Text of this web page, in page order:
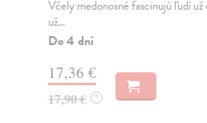
Včely medonosné fascinujú ľudí
už...
Do 4 dní
17,36 €
17,90 € ?